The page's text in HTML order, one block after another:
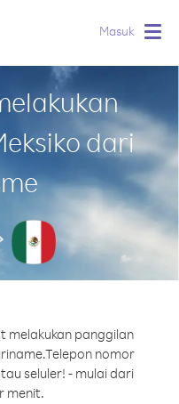
Masuk
dari
melakukan panggilan
Telepon nomor
seluler! - mulai dari
menit.